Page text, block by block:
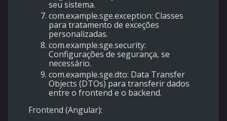
seu sistema.
com.example.sge.exception: Classes
para tratamento de exceções
personalizadas.
com.example.sge.security:
Configurações de segurança, se
necessário.
com.example.sge.dto: Data Transfer
Objects (DTOs) para transferir dados
entre o frontend e o backend.
Frontend (Angular):